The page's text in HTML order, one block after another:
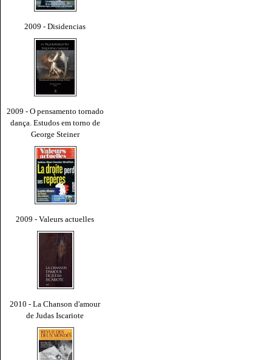
2009 - Disidencias
2009 - O pensamento tornado
dança. Estudos em torno de
George Steiner
2009 - Valeurs actuelles
2010 - La Chanson d'amour
de Judas Iscariote